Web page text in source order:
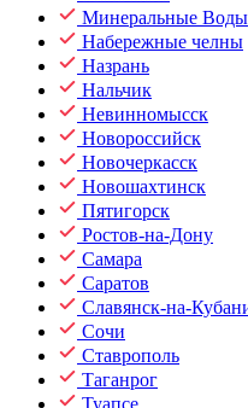
Минеральные Воды
Набережные челны
Назрань
Нальчик
Невинномысск
Новороссийск
Новочеркасск
Новошахтинск
Пятигорск
Ростов-на-Дону
Самара
Саратов
Славянск-на-
Сочи
Ставрополь
Таганрог
Туапсе